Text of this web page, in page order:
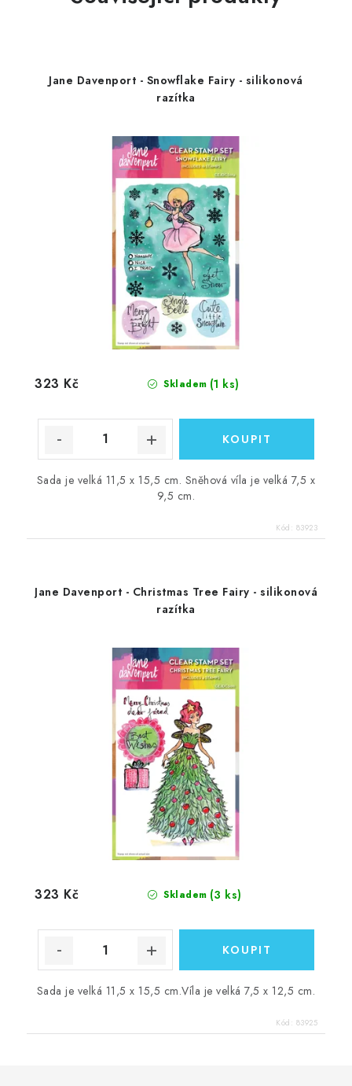
Jane Davenport - Snowflake Fairy - silikonová
razítka
Skladem (1 ks)
323 Kč
Sada je velká 11,5 x 15,5 cm. Sněhová víla je velká 7,5 x
9,5 cm.
Kód: 83923
Jane Davenport - Christmas Tree Fairy - silikonová
razítka
Skladem (3 ks)
323 Kč
Sada je velká 11,5 x 15,5 cm.Víla je velká 7,5 x 12,5 cm.
Kód: 83925